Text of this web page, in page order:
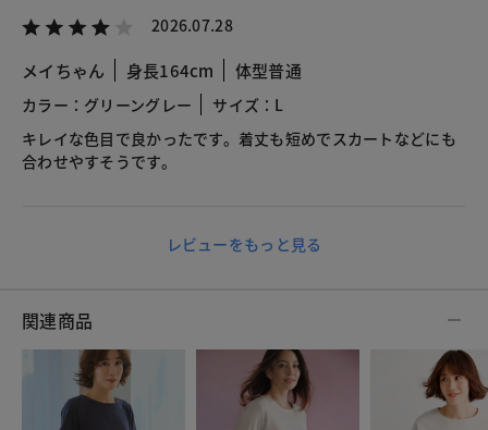
2026.07.28
メイちゃん 身長164cm 体型普通
カラー：グリーングレー
サイズ：L
キレイな色目で良かったです。着丈も短めでスカートなどにも
合わせやすそうです。
レビューをもっと見る
関連商品